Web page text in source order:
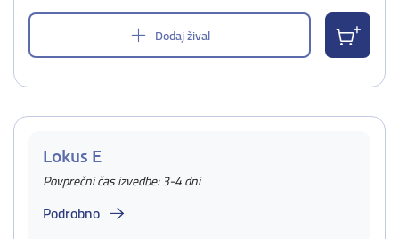
Dodaj žival
Lokus E
Povprečni čas izvedbe: 3-4 dni
Podrobno